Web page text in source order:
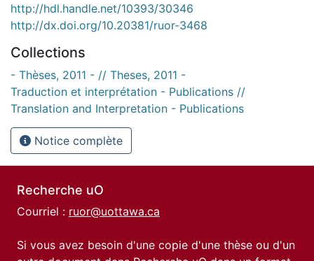
http://hdl.handle.net/10393/30346
http://dx.doi.org/10.20381/ruor-3468
Collections
- Thèses, 2011 - // Theses, 2011 -
Traduction et interprétation - Publications //
Translation and Interpretation - Publications
Notice complète
Recherche uO
Courriel : ruor@uottawa.ca
Si vous avez besoin d'une copie d'une thèse ou d'un